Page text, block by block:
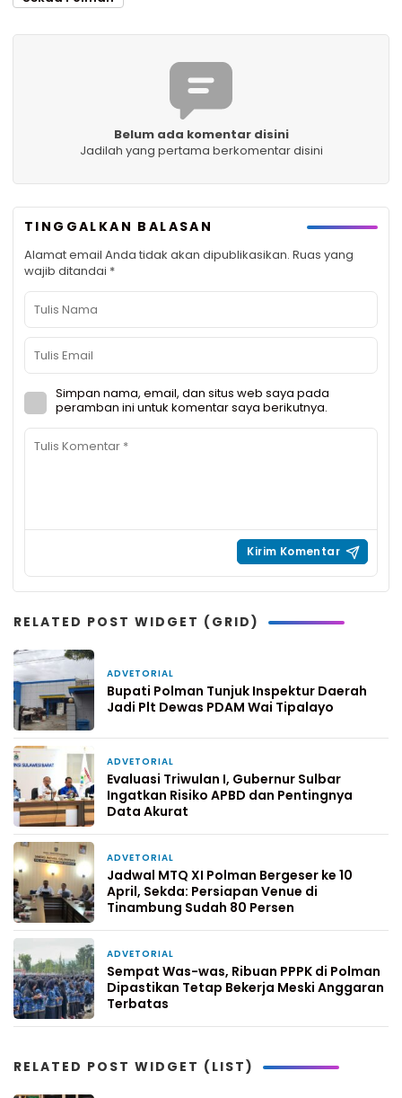
Belum ada komentar disini
Jadilah yang pertama berkomentar disini
TINGGALKAN BALASAN
Alamat email Anda tidak akan dipublikasikan. Ruas yang
wajib ditandai *
Simpan nama, email, dan situs web saya pada
peramban ini untuk komentar saya berikutnya.
RELATED POST WIDGET (GRID)
ADVETORIAL
Bupati Polman Tunjuk Inspektur Daerah
Jadi Plt Dewas PDAM Wai Tipalayo
ADVETORIAL
Evaluasi Triwulan I, Gubernur Sulbar
Ingatkan Risiko APBD dan Pentingnya
Data Akurat
ADVETORIAL
Jadwal MTQ XI Polman Bergeser ke 10
April, Sekda: Persiapan Venue di
Tinambung Sudah 80 Persen
ADVETORIAL
Sempat Was-was, Ribuan PPPK di Polman
Dipastikan Tetap Bekerja Meski Anggaran
Terbatas
RELATED POST WIDGET (LIST)